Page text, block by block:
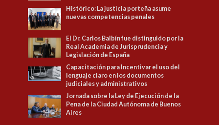
Histórico: La justicia porteña asume
nuevas competencias penales
El Dr. Carlos Balbín fue distinguido por la
Real Academia de Jurisprudencia y
Legislación de España
Capacitación para Incentivar el uso del
lenguaje claro en los documentos
judiciales y administrativos
Jornada sobre la Ley de Ejecución de la
Pena de la Ciudad Autónoma de Buenos
Aires